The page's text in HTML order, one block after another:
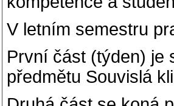
V letním semestru
První část (týden) je
předmětu Souvislá